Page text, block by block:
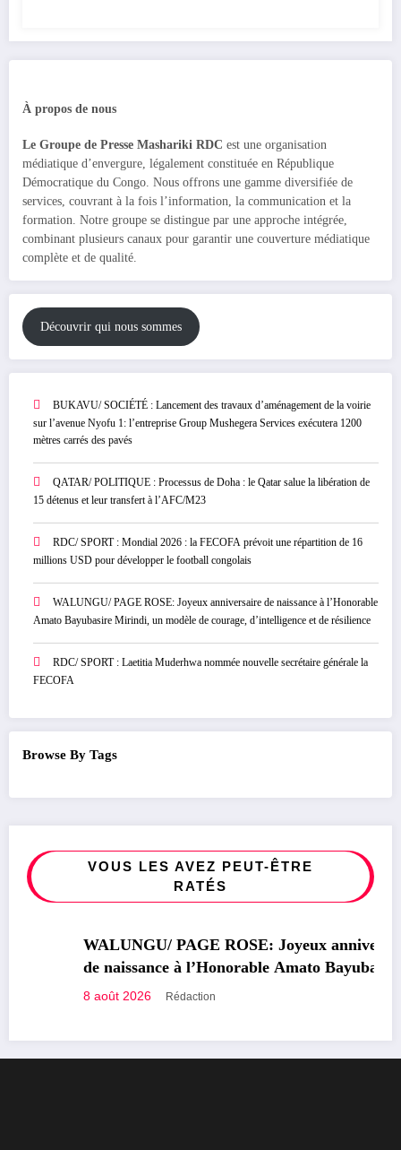
À propos de nous
Le Groupe de Presse Mashariki RDC est une organisation
médiatique d’envergure, légalement constituée en République
Démocratique du Congo. Nous offrons une gamme diversifiée de
services, couvrant à la fois l’information, la communication et la
formation. Notre groupe se distingue par une approche intégrée,
combinant plusieurs canaux pour garantir une couverture médiatique
complète et de qualité.
Découvrir qui nous sommes
BUKAVU/ SOCIÉTÉ : Lancement des travaux d’aménagement de la voirie
sur l’avenue Nyofu 1: l’entreprise Group Mushegera Services exécutera 1200
mètres carrés des pavés
QATAR/ POLITIQUE : Processus de Doha : le Qatar salue la libération de
15 détenus et leur transfert à l’AFC/M23
RDC/ SPORT : Mondial 2026 : la FECOFA prévoit une répartition de 16
millions USD pour développer le football congolais
WALUNGU/ PAGE ROSE: Joyeux anniversaire de naissance à l’Honorable
Amato Bayubasire Mirindi, un modèle de courage, d’intelligence et de résilience
RDC/ SPORT : Laetitia Muderhwa nommée nouvelle secrétaire générale la
FECOFA
Browse By Tags
VOUS LES AVEZ PEUT-ÊTRE
RATÉS
WALUNGU/ PAGE ROSE: Joyeux anniversaire
de naissance à l’Honorable Amato Bayubasire
Mirindi, un modèle de courage, d’intelligence et
8 août 2026 Rédaction